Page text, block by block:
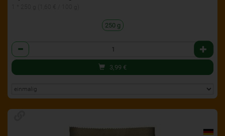
250 g
Anzahl
3,99 €